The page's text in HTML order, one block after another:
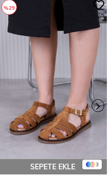
3
SEPETE EKLE
%29